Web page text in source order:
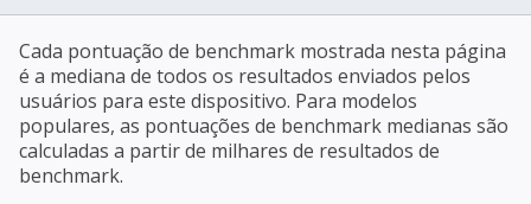
Cada pontuação de benchmark mostrada nesta página
é a mediana de todos os resultados enviados pelos
usuários para este dispositivo. Para modelos
populares, as pontuações de benchmark medianas são
calculadas a partir de milhares de resultados de
benchmark.